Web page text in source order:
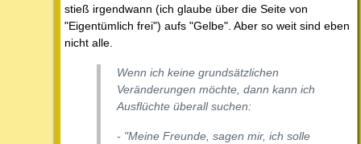
stieß irgendwann (ich glaube über die Seite von
"Eigentümlich frei") aufs "Gelbe". Aber so weit sind eben
nicht alle.
Wenn ich keine grundsätzlichen
Veränderungen möchte, dann kann ich
Ausflüchte überall suchen:
- "Meine Freunde, sagen mir, ich solle